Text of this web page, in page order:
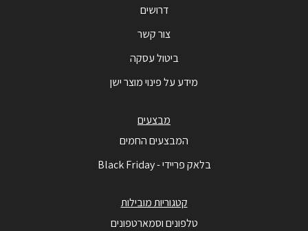
דרושים
צור קשר
ביטול עסקה
מידע על פינוי מוצר ישן
מבצעים
המבצעים החמים
בלאק פריידי - Black Friday
קטגוריות מובילות
טלפונים וסמארטפונים